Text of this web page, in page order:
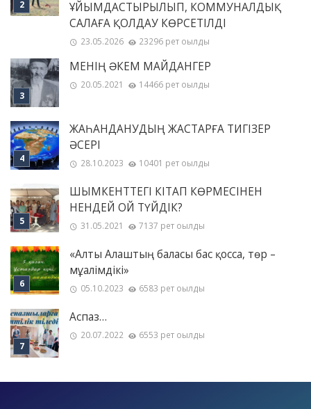
ҰЙЫМДАСТЫРЫЛЫП, КОММУНАЛДЫҚ
САЛАҒА ҚОЛДАУ КӨРСЕТІЛДІ
23.05.2026 23296 рет оқылды
МЕНІҢ ƏКЕМ МАЙДАНГЕР
20.05.2021 14466 рет оқылды
ЖАҺАНДАНУДЫҢ ЖАСТАРҒА ТИГІЗЕР
ӘСЕРІ
28.10.2023 10401 рет оқылды
ШЫМКЕНТТЕГІ КІТАП КӨРМЕСІНЕН
НЕНДЕЙ ОЙ ТҮЙДІК?
31.05.2021 7137 рет оқылды
«Алты Алаштың баласы бас қосса, төр –
мұғалімдікі»
05.10.2023 6583 рет оқылды
Аспаз…
20.07.2022 6553 рет оқылды